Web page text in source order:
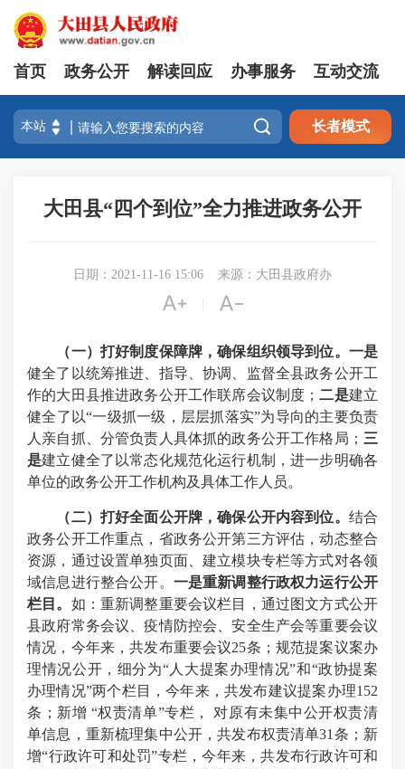
首页 政务公开 解读回应 办事服务 互动交流
 长者模式
大田县“四个到位”全力推进政务公开
日期：2021-11-16 15:06 来源：大田县政府办
 
（一）打好制度保障牌，确保组织领导到位。 一是
健全了以统筹推进、指导、协调、监督全县政务公开工
作的大田县推进政务公开工作联席会议制度；二是建立
健全了以“一级抓一级，层层抓落实”为导向的主要负责
人亲自抓、分管负责人具体抓的政务公开工作格局； 三
是建立健全了以常态化规范化运行机制，进一步明确各
单位的政务公开工作机构及具体工作人员。
（二）打好全面公开牌，确保公开内容到位。 结合
政务公开工作重点，省政务公开第三方评估，动态整合
资源，通过设置单独页面、建立模块专栏等方式对各领
域信息进行整合公开。 一是重新调整行政权力运行公开
栏目。 如：重新调整重要会议栏目，通过图文方式公开
县政府常务会议、疫情防控会、安全生产会等重要会议
情况，今年来，共发布重要会议25条；规范提案议案办
理情况公开，细分为“人大提案办理情况”和“政协提案
办理情况”两个栏目，今年来，共发布建议提案办理152
条；新增 “权责清单”专栏， 对原有未集中公开权责清
单信息，重新梳理集中公开，共发布权责清单31 条；新
增“行政许可和处罚”专栏，今年来，共发布行政许可和